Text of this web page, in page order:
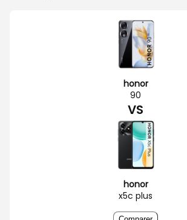
honor
90
VS
honor
x5c plus